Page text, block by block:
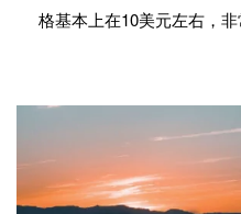
格基本上在10美元左右，